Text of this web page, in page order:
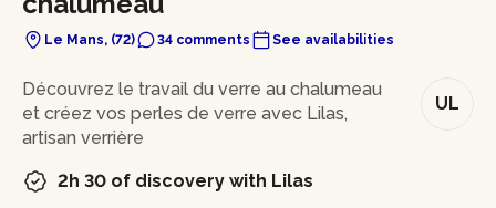
Le Mans, (72) 34 comments See availabilities
In brief
UL
Découvrez le travail du verre au chalumeau
et créez vos perles de verre avec Lilas,
artisan verrière
2h 30 of discovery with Lilas